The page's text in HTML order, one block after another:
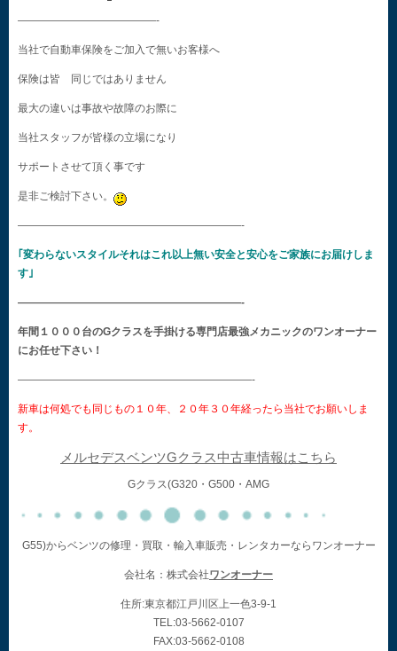
—————————————-
当社で自動車保険をご加入で無いお客様へ
保険は皆 同じではありません
最大の違いは事故や故障のお際に
当社スタッフが皆様の立場になり
サポートさせて頂く事です
是非ご検討下さい。
—————————————————————-
｢変わらないスタイルそれはこれ以上無い安全と安心をご家族にお届けしま
す｣
—————————————————————-
年間１０００台のGクラスを手掛ける専門店最強メカニックのワンオーナー
にお任せ下さい！
——————————————————————-
新車は何処でも同じもの１０年、２０年３０年経ったら当社でお願いしま
す。
メルセデスベンツGクラス中古車情報はこちら
Gクラス(G320・G500・AMG
G55)からベンツの修理・買取・輸入車販売・レンタカーならワンオーナー
会社名：株式会社ワンオーナー
住所:東京都江戸川区上一色3-9-1
TEL:03-5662-0107
FAX:03-5662-0108